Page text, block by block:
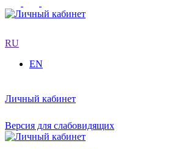
RU
EN
Личный кабинет
Версия для слабовидящих